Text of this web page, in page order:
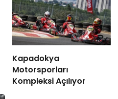
Kapadokya
Motorsporları
Kompleksi Açılıyor